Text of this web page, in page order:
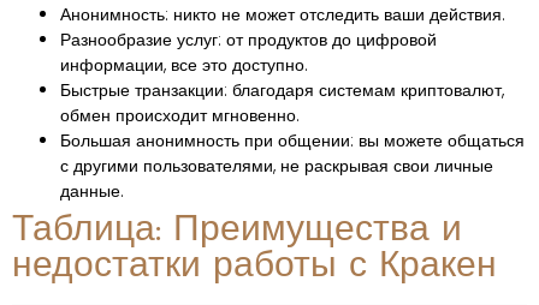
Анонимность: никто не может отследить ваши действия.
Разнообразие услуг: от продуктов до цифровой
информации, все это доступно.
Быстрые транзакции: благодаря системам криптовалют,
обмен происходит мгновенно.
Большая анонимность при общении: вы можете общаться
с другими пользователями, не раскрывая свои личные
данные.
Таблица: Преимущества и
недостатки работы с Кракен